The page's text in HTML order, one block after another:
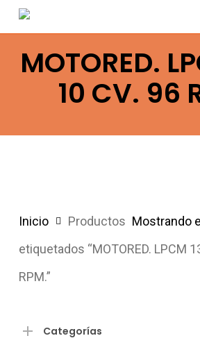
Skip
to
main
contentMOTORED.
10 CV. 96
Mostrando
Inicio
Productos
etiquetados “MOTORED. LPCM
RPM.”
Categorías